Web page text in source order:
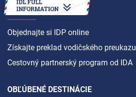
AKO NA TO
Objednajte si IDP online
Získajte preklad vodičského preukazu
Cestovný partnerský program od IDA
OBĽÚBENÉ DESTINÁCIE